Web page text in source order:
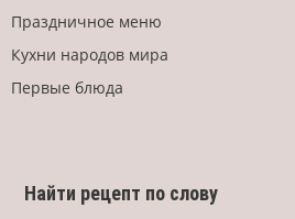
Праздничное меню
Кухни народов мира
Первые блюда
Найти рецепт по слову